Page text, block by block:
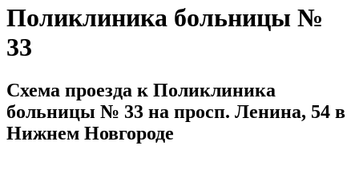
Поликлиника больницы №
33
Схема проезда к Поликлиника
больницы № 33 на просп. Ленина, 54 в
Нижнем Новгороде